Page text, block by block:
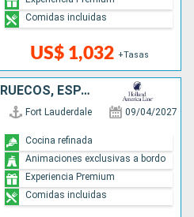
US$ 1,032 +Tasas
Comidas incluidas
ESTADOS UNIDOS, MARRUECOS, ESPAÑA
Fort Lauderdale 09/04/2027
Cocina refinada
Animaciones exclusivas a bordo
Experiencia Premium
Comidas incluidas